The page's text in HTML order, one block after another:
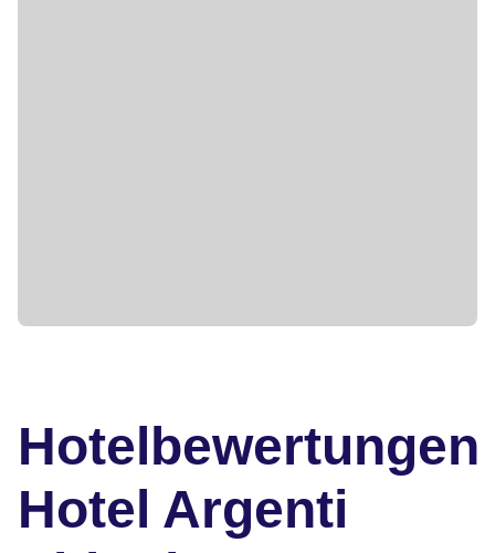
Hotelbewertungen
Hotel Argenti